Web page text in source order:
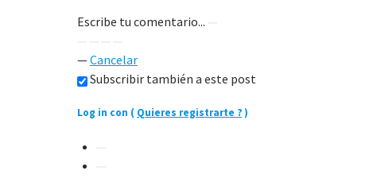
Escribe tu comentario...
—Cancelar
Subscribir también a este post
Log in con ( Quieres registrarte ?)